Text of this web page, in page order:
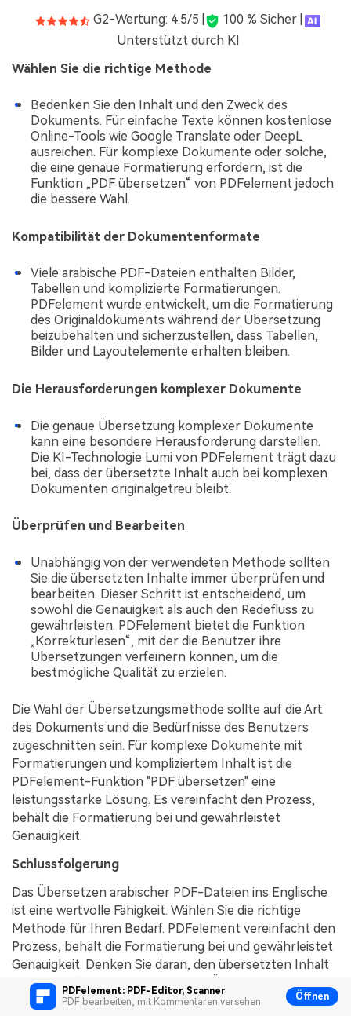
PDFelement: PDF-Editor, Scanner
PDF bearbeiten, mit Kommentaren versehen
Öffnen
G2-Wertung: 4.5/5 |
100 % Sicher |
Unterstützt durch KI
Wählen Sie die richtige Methode
Bedenken Sie den Inhalt und den Zweck des
Dokuments. Für einfache Texte können kostenlose
Online-Tools wie Google Translate oder DeepL
ausreichen. Für komplexe Dokumente oder solche,
die eine genaue Formatierung erfordern, ist die
Funktion „PDF übersetzen“ von PDFelement jedoch
die bessere Wahl.
Kompatibilität der Dokumentenformate
Viele arabische PDF-Dateien enthalten Bilder,
Tabellen und komplizierte Formatierungen.
PDFelement wurde entwickelt, um die Formatierung
des Originaldokuments während der Übersetzung
beizubehalten und sicherzustellen, dass Tabellen,
Bilder und Layoutelemente erhalten bleiben.
Die Herausforderungen komplexer Dokumente
Die genaue Übersetzung komplexer Dokumente
kann eine besondere Herausforderung darstellen.
Die KI-Technologie Lumi von PDFelement trägt dazu
bei, dass der übersetzte Inhalt auch bei komplexen
Dokumenten originalgetreu bleibt.
Überprüfen und Bearbeiten
Unabhängig von der verwendeten Methode sollten
Sie die übersetzten Inhalte immer überprüfen und
bearbeiten. Dieser Schritt ist entscheidend, um
sowohl die Genauigkeit als auch den Redefluss zu
gewährleisten. PDFelement bietet die Funktion
„Korrekturlesen“, mit der die Benutzer ihre
Übersetzungen verfeinern können, um die
bestmögliche Qualität zu erzielen.
Die Wahl der Übersetzungsmethode sollte auf die Art
des Dokuments und die Bedürfnisse des Benutzers
zugeschnitten sein. Für komplexe Dokumente mit
Formatierungen und kompliziertem Inhalt ist die
PDFelement-Funktion "PDF übersetzen" eine
leistungsstarke Lösung. Es vereinfacht den Prozess,
behält die Formatierung bei und gewährleistet
Genauigkeit.
Schlussfolgerung
Das Übersetzen arabischer PDF-Dateien ins Englische
ist eine wertvolle Fähigkeit. Wählen Sie die richtige
Methode für Ihren Bedarf. PDFelement vereinfacht den
Prozess, behält die Formatierung bei und gewährleistet
Genauigkeit. Denken Sie daran, den übersetzten Inhalt
zu überprüfen und zu bearbeiten. Überwinden Sie
Sprachbarrieren, erhalten Sie Zugang zu wertvollen